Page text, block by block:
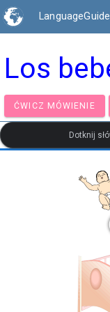
Los
ĆWICZ MÓWIENIE
Dotknij